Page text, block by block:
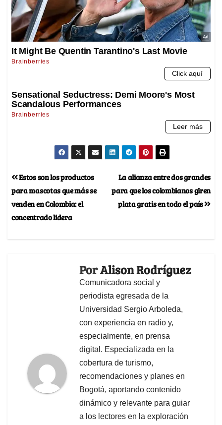
La alianza entre dos grandes
para que los colombianos giren
plata gratis en todo el país
Estos son los productos
para mascotas que más se
venden en Colombia: el
concentrado lidera
PorAlison Rodríguez
Comunicadora social y
periodista egresada de la
Universidad Sergio Arboleda,
con experiencia en radio y,
especialmente, en prensa
digital. Especializada en la
cobertura de turismo,
recomendaciones y planes en
Bogotá, aportando contenido
dinámico y relevante para guiar
a los lectores en la exploración